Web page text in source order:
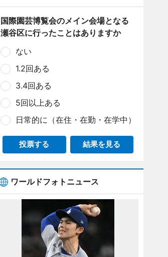
国際園芸博覧会のメイン会場となる
瀬谷区に行ったことはありますか
ない
1.2回ある
3.4回ある
5回以上ある
日常的に（在住・在勤・在学中）
投票する 結果を見る
ワールドフォトニュース